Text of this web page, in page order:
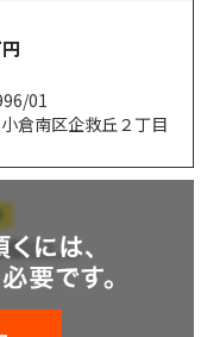
01
倉南区企救丘２丁目